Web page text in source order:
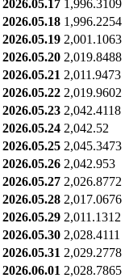
2026.05.17 1,996.3109
2026.05.18 1,996.2254
2026.05.19 2,001.1063
2026.05.20 2,019.8488
2026.05.21 2,011.9473
2026.05.22 2,019.9602
2026.05.23 2,042.4118
2026.05.24 2,042.52
2026.05.25 2,045.3473
2026.05.26 2,042.953
2026.05.27 2,026.8772
2026.05.28 2,017.0676
2026.05.29 2,011.1312
2026.05.30 2,028.4111
2026.05.31 2,029.2778
2026.06.01 2,028.7865